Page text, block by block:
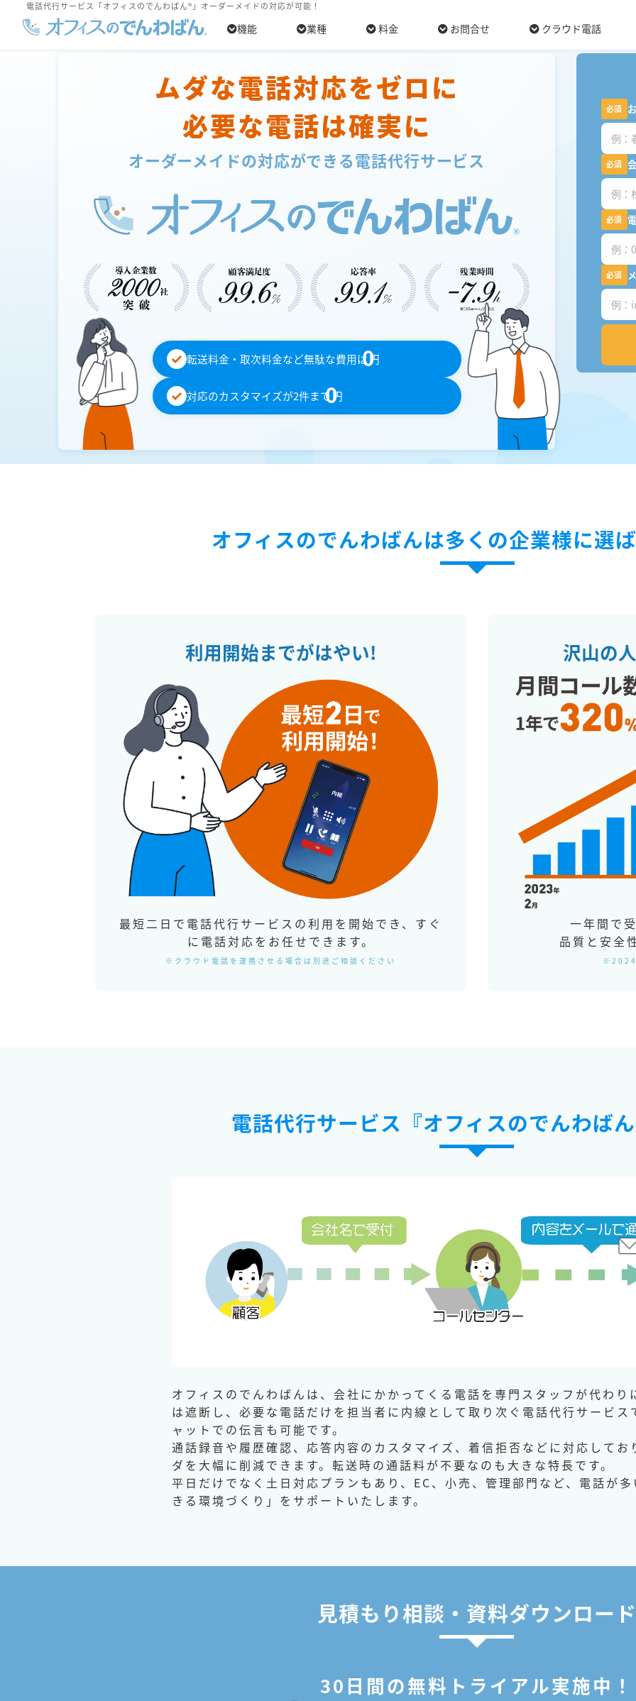
電話代行サービス「オフィスのでんわばん®」オーダーメイドの対応が可能！
機能 業種 料金 お問合せ クラウド電話
ムダな電話対応をゼロに
必要な電話は確実に
オーダーメイドの対応ができる電話代行サービス
転送料金・取次料金など無駄な費用は0円
対応のカスタマイズが2件まで0円
必須
必須
必須
必須
オフィスのでんわばんは多くの企業様に選
利用開始までがはやい!
最短二日で電話代行サービスの利用を開始でき、すぐ
に電話対応をお任せできます。
※クラウド電話を連携させる場合は別途ご相談ください
沢山の
一年間で
品質と安全
※2024
電話代行サービス『オフィスのでんわば
オフィスのでんわばんは、会社にかかってくる電話を専門スタッフが代わり
は遮断し、必要な電話だけを担当者に内線として取り次ぐ電話代行サービス
ャットでの伝言も可能です。
通話録音や履歴確認、応答内容のカスタマイズ、着信拒否などに対応して
ダを大幅に削減できます。転送時の通話料が不要なのも大きな特長です。
平日だけでなく土日対応プランもあり、EC、小売、管理部門など、電話が
きる環境づくり」をサポートいたします。
見積もり相談・資料ダウンロード
30日間の無料トライアル実施中！